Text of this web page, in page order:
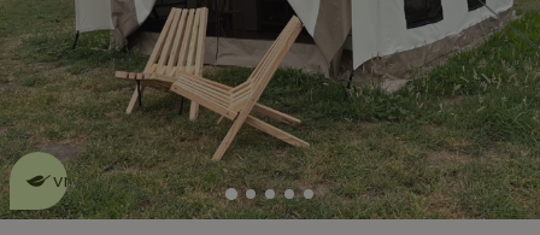
Dit natuurhuisje is eco-
vriendelijklees meer